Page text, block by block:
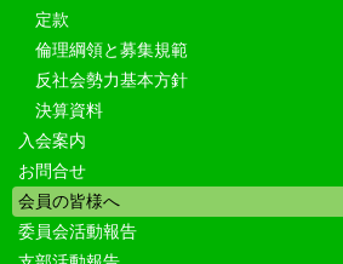
定款
倫理綱領と募集規範
反社会勢力基本方針
決算資料
入会案内
お問合せ
会員の皆様へ
委員会活動報告